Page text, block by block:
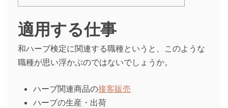
適用する仕事
和ハーブ検定に関連する職種というと、このような
職種が思い浮かぶのではないでしょうか。
ハーブ関連商品の接客販売
ハーブの生産・出荷